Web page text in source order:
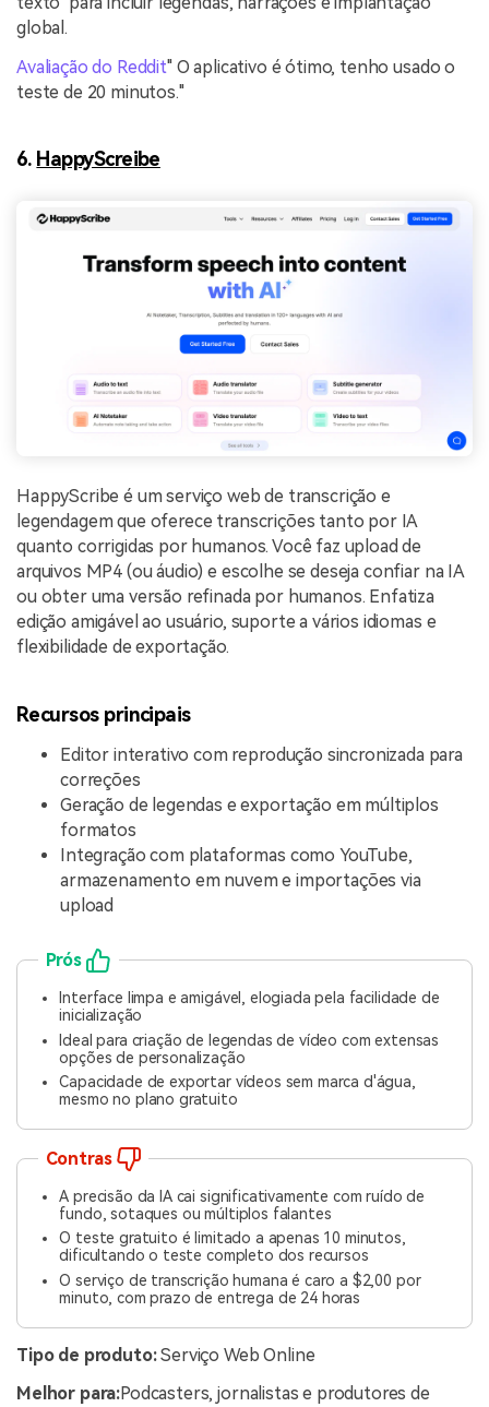
global.
Avaliação do Reddit" O aplicativo é ótimo, tenho usado o
teste de 20 minutos."
6. HappyScreibe
HappyScribe é um serviço web de transcrição e
legendagem que oferece transcrições tanto por IA
quanto corrigidas por humanos. Você faz upload de
arquivos MP4 (ou áudio) e escolhe se deseja confiar na IA
ou obter uma versão refinada por humanos. Enfatiza
edição amigável ao usuário, suporte a vários idiomas e
flexibilidade de exportação.
Recursos principais
Editor interativo com reprodução sincronizada para
correções
Geração de legendas e exportação em múltiplos
formatos
Integração com plataformas como YouTube,
armazenamento em nuvem e importações via
upload
Prós
Interface limpa e amigável, elogiada pela facilidade de
inicialização
Ideal para criação de legendas de vídeo com extensas
opções de personalização
Capacidade de exportar vídeos sem marca d'água,
mesmo no plano gratuito
Contras
A precisão da IA cai significativamente com ruído de
fundo, sotaques ou múltiplos falantes
O teste gratuito é limitado a apenas 10 minutos,
dificultando o teste completo dos recursos
O serviço de transcrição humana é caro a $2,00 por
minuto, com prazo de entrega de 24 horas
Tipo de produto:Serviço Web Online
Melhor para:Podcasters, jornalistas e produtores de